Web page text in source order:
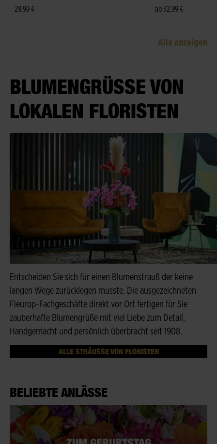
29,99 €
ab 32,99 €
Alle anzeigen
BLUMENGRÜSSE VON L
OKALEN FLORISTEN
Entscheiden Sie sich für einen Blumenstrauß der keine
langen Wege zurücklegen musste. Die ausgezeichneten
Fleurop-Fachgeschäfte direkt vor Ort fertigen für Sie
zauberhafte Blumengrüße mit viel Liebe zum Detail.
Handgemacht und persönlich überbracht seit 1908.
ALLE STRÄUSSE VON FLORISTEN
BELIEBTE ANLÄSSE